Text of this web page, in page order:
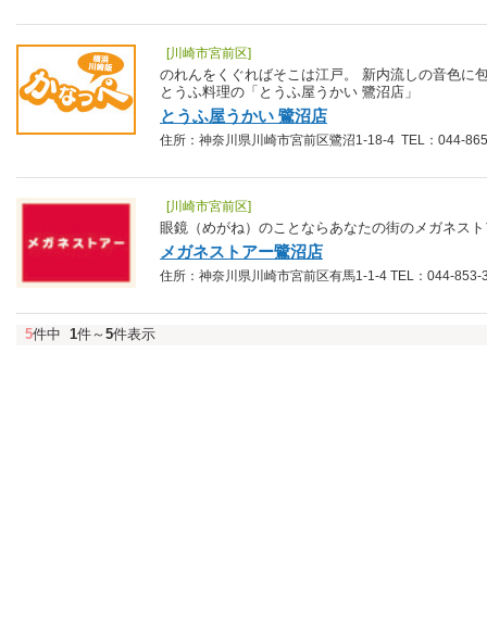
[川崎市宮前区]
のれんをくぐればそこは江戸。 新内流しの音色に
とうふ料理の「とうふ屋うかい 鷺沼店」
とうふ屋うかい 鷺沼店
住所：神奈川県川崎市宮前区鷺沼1-18-4 TEL：044-
[川崎市宮前区]
眼鏡（めがね）のことならあなたの街のメガネス
メガネストアー鷺沼店
住所：神奈川県川崎市宮前区有馬1-1-4 TEL：044-853-
5件中 1件～ 5件表示